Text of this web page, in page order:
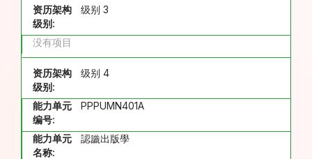
资历架构
级别:
级别 3
没有项目
资历架构
级别:
级别 4
能力单元
编号:
PPPUMN401A
能力单元
名称:
認識出版學